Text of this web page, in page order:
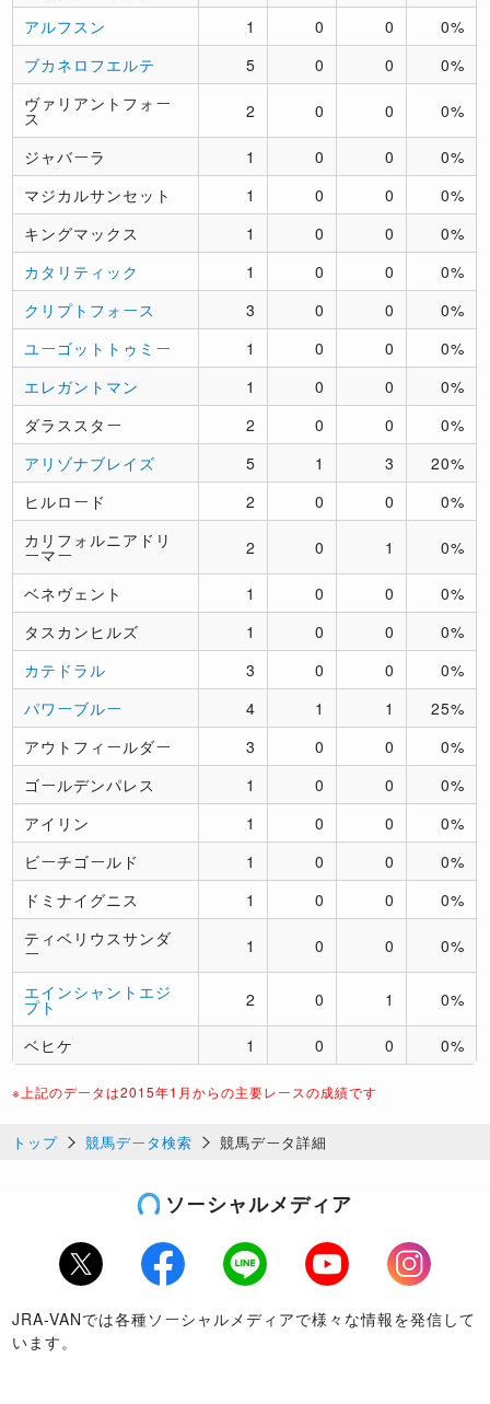
アルフスン
1 0 0
0%
ブカネロフエルテ
5 0 0
0%
ヴァリアントフォー
ス 2 0 0 0%
ジャバーラ 1 0 0
0%
マジカルサンセット
1 0 0
0%
キングマックス
1 0 0
0%
カタリティック
1 0 0
0%
クリプトフォース
3 0 0
0%
ユーゴットトゥミー
1 0 0
0%
エレガントマン
1 0 0
0%
ダラススター
2 0 0
0%
アリゾナブレイズ
5 1 3
20%
ヒルロード
2 0 0
0%
カリフォルニアドリ
ーマー 2 0 1 0%
ベネヴェント 1 0 0
0%
タスカンヒルズ
1 0 0
0%
カテドラル
3 0 0
0%
パワーブルー
4 1 1
25%
アウトフィールダー
3 0 0
0%
ゴールデンパレス
1 0 0
0%
アイリン
1 0 0
0%
ビーチゴールド
1 0 0
0%
ドミナイグニス
1 0 0
0%
ティベリウスサンダ
ー 1 0 0 0%
エインシャントエジ
プト 2 0 1 0%
ベヒケ 1 0 0 0%
※上記のデータは2015年1月からの主要レースの成績です
トップ 競馬データ検索 競馬データ詳細
ソーシャルメディア
Twitter Facebook LINE Youtube
Instagram
JRA-VANでは各種ソーシャルメディアで様々な情報を発信して
います。